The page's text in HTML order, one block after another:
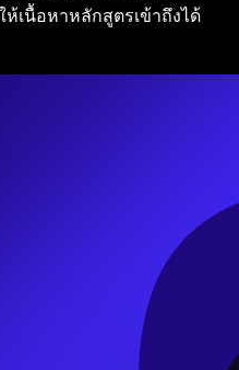
เนื้อหาหลักสูตรเข้าถึงได้